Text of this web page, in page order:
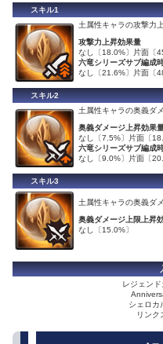
スキル1
土属性キャラの攻撃力
攻撃力上昇効果量
なし〔18.0%〕片面〔
六竜シリーズサブ編成
なし〔21.6%〕片面〔
スキル2
土属性キャラの奥義ダ
奥義ダメージ上昇効果
なし〔7.5%〕片面〔
六竜シリーズサブ編成
なし〔9.0%〕片面〔
スキル3
土属性キャラの奥義ダ
奥義ダメージ上限上昇
なし〔15.0%〕
レジェン
シェロカ
リンク